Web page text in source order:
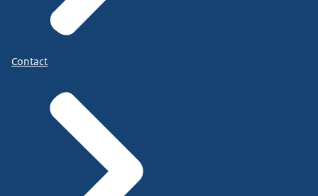
Contact